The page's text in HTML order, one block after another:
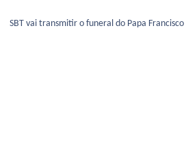
SBT vai transmitir o funeral do Papa